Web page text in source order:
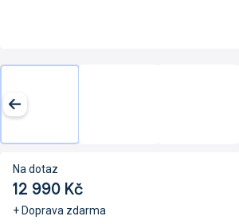
12 990 Kč
+ Doprava zdarma
Na dotaz